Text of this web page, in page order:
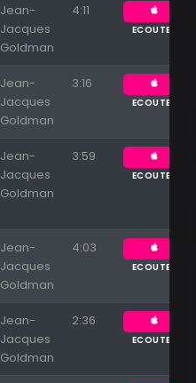
Jean-
Jacques
Goldman
4:11
ECOUTER
Jean-
Jacques
Goldman
3:16
ECOUTER
Jean-
Jacques
Goldman
3:59
ECOUTER
Jean-
Jacques
Goldman
4:03
ECOUTER
Jean-
Jacques
Goldman
2:36
ECOUTER